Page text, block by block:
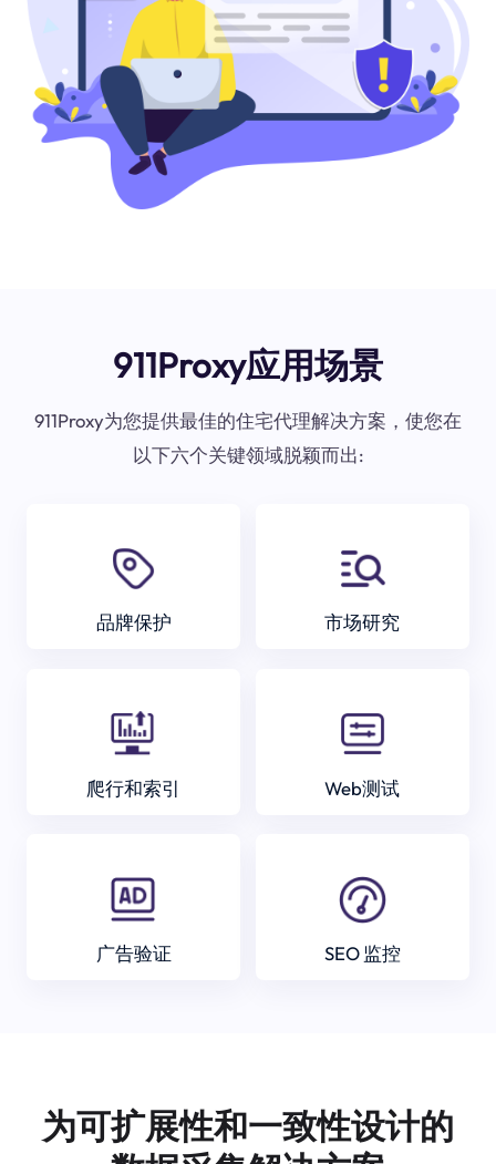
911Proxy应用场景
911Proxy为您提供最佳的住宅代理解决方案，使您在
以下六个关键领域脱颖而出:
品牌保护 市场研究
爬行和索引 Web测试
广告验证 SEO 监控
为可扩展性和一致性设计的